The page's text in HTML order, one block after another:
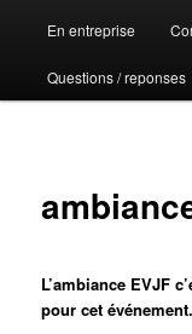
au
contenu
En entreprise
Questions / reponses
L’ambiance EVJF
pour cet événement.